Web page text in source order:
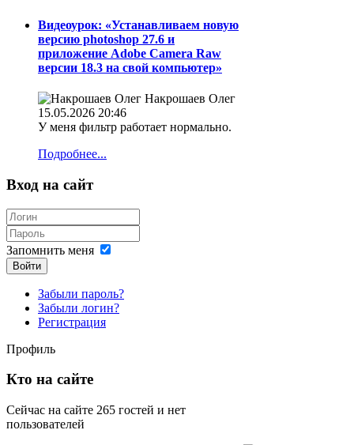
Видеоурок: «Устанавливаем новую
версию photoshop 27.6 и
приложение Adobe Camera Raw
версии 18.3 на свой компьютер»
Накрошаев Олег
15.05.2026 20:46
У меня фильтр работает нормально.
Подробнее...
Вход на сайт
Запомнить меня
Войти
Забыли пароль?
Забыли логин?
Регистрация
Профиль
Кто на сайте
Сейчас на сайте 265 гостей и нет
пользователей